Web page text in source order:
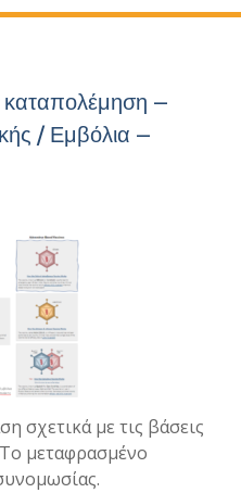
καταπολέμηση –
/ Εμβόλια –
σχετικά με τις βάσεις
μεταφρασμένο